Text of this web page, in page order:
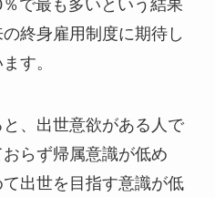
で最も多いという結果
終身雇用制度に期待し
す。
、出世意欲がある人で
らず帰属意識が低め
出世を目指す意識が低